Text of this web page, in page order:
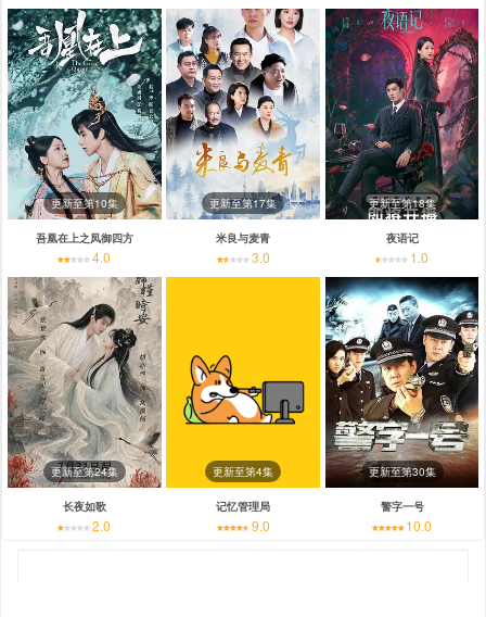
更新至第10集
吾凰在上之凤御四方
4.0
更新至第17集
米良与麦青
3.0
更新至第18集
夜语记
1.0
更新至第24集
长夜如歌
2.0
更新至第4集
记忆管理局
9.0
更新至第30集
警字一号
10.0